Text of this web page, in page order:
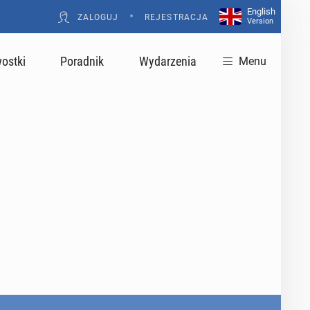
ZALOGUJ • REJESTRACJA
English
Version
Poradnik Wydarzenia Menu